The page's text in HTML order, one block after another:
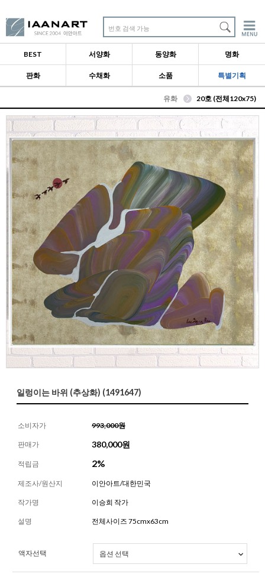
번호 검색 가능
BEST 서양화 동양화 명화
판화 수채화 소품 특별기획
유화 20호 (전체120x75)
일렁이는 바위 (추상화) (1491647)
소비자가 993,000원
판매가 380,000원
적립금 2%
제조사/원산지 이안아트/대한민국
작가명 이승희 작가
설명 전체사이즈 75cmx63cm
액자선택